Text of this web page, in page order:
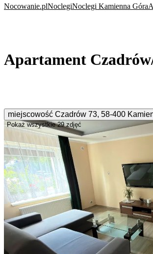
Nocowanie.plNoclegiNoclegi Kamienna Góra
Apartament
miejscowość Czadrów 73, 58-400
Pokaż wszystkie 29 zdjęć